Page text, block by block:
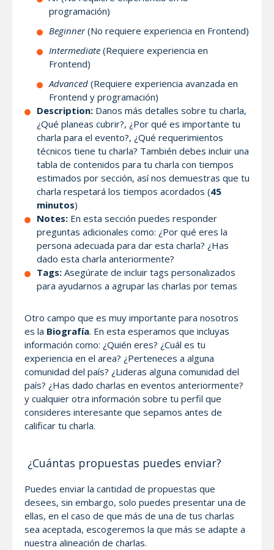
programación)
Beginner(No requiere experiencia en Frontend)
Intermediate (Requiere experiencia en
Frontend)
Advanced (Requiere experiencia avanzada en
Frontend y programación)
Description: Danos más detalles sobre tu charla,
¿Qué planeas cubrir?, ¿Por qué es importante tu
charla para el evento?, ¿Qué requerimientos
técnicos tiene tu charla? También debes incluir una
tabla de contenidos para tu charla con tiempos
estimados por sección, así nos demuestras que tu
charla respetará los tiempos acordados (45
minutos)
Notes: En esta sección puedes responder
preguntas adicionales como: ¿Por qué eres la
persona adecuada para dar esta charla? ¿Has
dado esta charla anteriormente?
Tags: Asegúrate de incluir tags personalizados
para ayudarnos a agrupar las charlas por temas
Otro campo que es muy importante para nosotros
es la Biografía. En esta esperamos que incluyas
información como: ¿Quién eres? ¿Cuál es tu
experiencia en el area? ¿Perteneces a alguna
comunidad del país? ¿Lideras alguna comunidad del
país? ¿Has dado charlas en eventos anteriormente?
y cualquier otra información sobre tu perfil que
consideres interesante que sepamos antes de
calificar tu charla.
¿Cuántas propuestas puedes enviar?
Puedes enviar la cantidad de propuestas que
desees, sin embargo, solo puedes presentar una de
ellas, en el caso de que más de una de tus charlas
sea aceptada, escogeremos la que más se adapte a
nuestra alineación de charlas.